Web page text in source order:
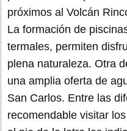
próximos al Volcán
La formación de
termales, permiten
plena naturaleza. Otra
una amplia oferta de
San Carlos. Entre las
recomendable visitar